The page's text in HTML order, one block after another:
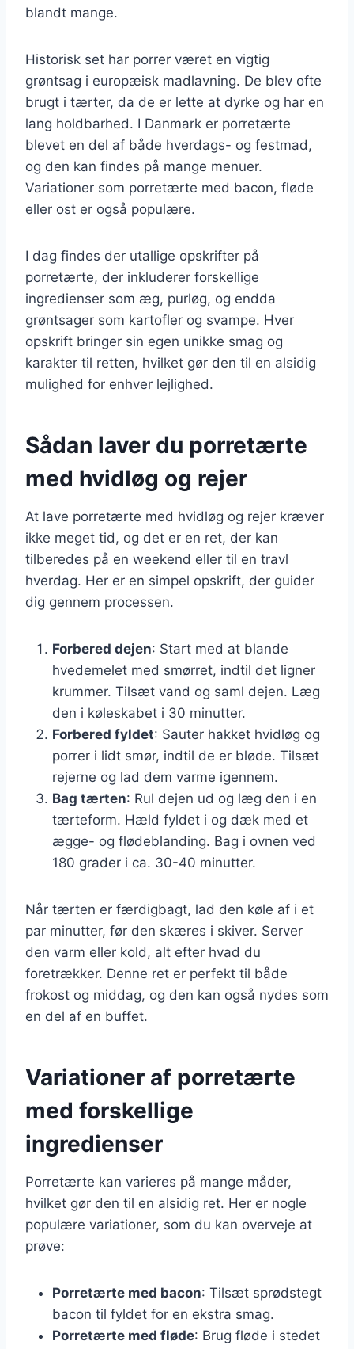
blandt mange.
Historisk set har porrer været en vigtig
grøntsag i europæisk madlavning. De blev ofte
brugt i tærter, da de er lette at dyrke og har en
lang holdbarhed. I Danmark er porretærte
blevet en del af både hverdags- og festmad,
og den kan findes på mange menuer.
Variationer som porretærte med bacon, fløde
eller ost er også populære.
I dag findes der utallige opskrifter på
porretærte, der inkluderer forskellige
ingredienser som æg, purløg, og endda
grøntsager som kartofler og svampe. Hver
opskrift bringer sin egen unikke smag og
karakter til retten, hvilket gør den til en alsidig
mulighed for enhver lejlighed.
Sådan laver du porretærte
med hvidløg og rejer
At lave porretærte med hvidløg og rejer kræver
ikke meget tid, og det er en ret, der kan
tilberedes på en weekend eller til en travl
hverdag. Her er en simpel opskrift, der guider
dig gennem processen.
Forbered dejen: Start med at blande
hvedemelet med smørret, indtil det ligner
krummer. Tilsæt vand og saml dejen. Læg
den i køleskabet i 30 minutter.
Forbered fyldet: Sauter hakket hvidløg og
porrer i lidt smør, indtil de er bløde. Tilsæt
rejerne og lad dem varme igennem.
Bag tærten: Rul dejen ud og læg den i en
tærteform. Hæld fyldet i og dæk med et
ægge- og flødeblanding. Bag i ovnen ved
180 grader i ca. 30-40 minutter.
Når tærten er færdigbagt, lad den køle af i et
par minutter, før den skæres i skiver. Server
den varm eller kold, alt efter hvad du
foretrækker. Denne ret er perfekt til både
frokost og middag, og den kan også nydes som
en del af en buffet.
Variationer af porretærte
med forskellige
ingredienser
Porretærte kan varieres på mange måder,
hvilket gør den til en alsidig ret. Her er nogle
populære variationer, som du kan overveje at
prøve:
Porretærte med bacon: Tilsæt sprødstegt
bacon til fyldet for en ekstra smag.
Porretærte med fløde: Brug fløde i stedet